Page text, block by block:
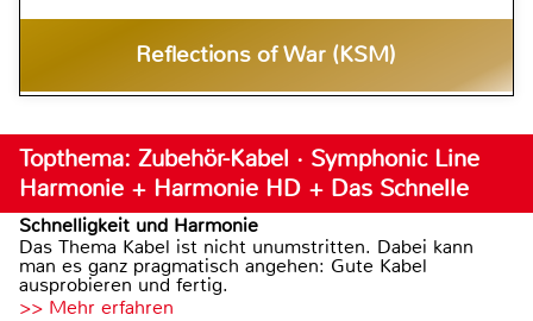
Reflections of War (KSM)
Topthema: Zubehör-Kabel · Symphonic Line
Harmonie + Harmonie HD + Das Schnelle
Schnelligkeit und Harmonie
Das Thema Kabel ist nicht unumstritten. Dabei kann
man es ganz pragmatisch angehen: Gute Kabel
ausprobieren und fertig.
>> Mehr erfahren